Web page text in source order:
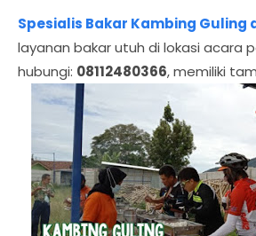
Spesialis Bakar Kambing Guling
layanan bakar utuh di lokasi acara
hubungi: 08112480366, memiliki